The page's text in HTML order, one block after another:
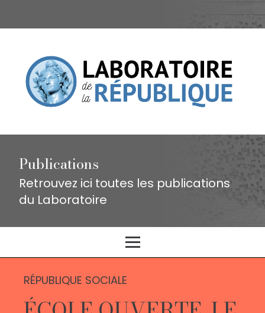
Publications
Retrouvez ici toutes les publications
du Laboratoire
RÉPUBLIQUE SOCIALE